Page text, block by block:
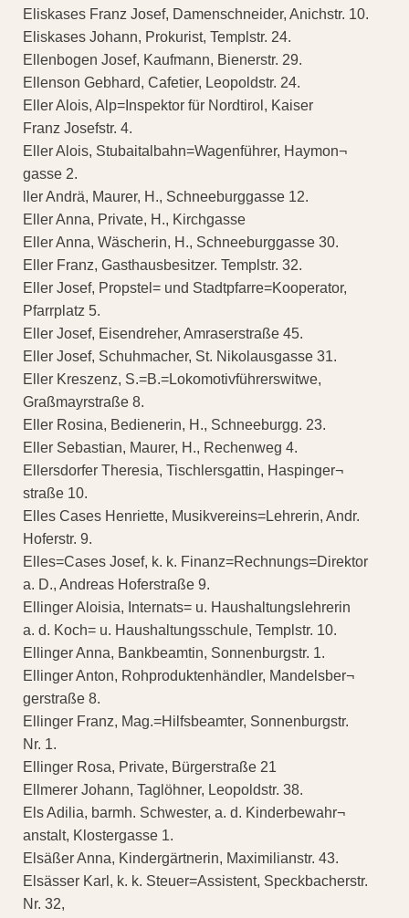
Eliskases Franz Josef, Damenschneider, Anichstr. 10.
Eliskases Johann, Prokurist, Templstr. 24.
Ellenbogen Josef, Kaufmann, Bienerstr. 29.
Ellenson Gebhard, Cafetier, Leopoldstr. 24.
Eller Alois, Alp=Inspektor für Nordtirol, Kaiser
Franz Josefstr. 4.
Eller Alois, Stubaitalbahn=Wagenführer, Haymon¬
gasse 2.
ller Andrä, Maurer, H., Schneeburggasse 12.
Eller Anna, Private, H., Kirchgasse
Eller Anna, Wäscherin, H., Schneeburggasse 30.
Eller Franz, Gasthausbesitzer. Templstr. 32.
Eller Josef, Propstel= und Stadtpfarre=Kooperator,
Pfarrplatz 5.
Eller Josef, Eisendreher, Amraserstraße 45.
Eller Josef, Schuhmacher, St. Nikolausgasse 31.
Eller Kreszenz, S.=B.=Lokomotivführerswitwe,
Graßmayrstraße 8.
Eller Rosina, Bedienerin, H., Schneeburgg. 23.
Eller Sebastian, Maurer, H., Rechenweg 4.
Ellersdorfer Theresia, Tischlersgattin, Haspinger¬
straße 10.
Elles Cases Henriette, Musikvereins=Lehrerin, Andr.
Hoferstr. 9.
Elles=Cases Josef, k. k. Finanz=Rechnungs=Direktor
a. D., Andreas Hoferstraße 9.
Ellinger Aloisia, Internats= u. Haushaltungslehrerin
a. d. Koch= u. Haushaltungsschule, Templstr. 10.
Ellinger Anna, Bankbeamtin, Sonnenburgstr. 1.
Ellinger Anton, Rohproduktenhändler, Mandelsber¬
gerstraße 8.
Ellinger Franz, Mag.=Hilfsbeamter, Sonnenburgstr.
Nr. 1.
Ellinger Rosa, Private, Bürgerstraße 21
Ellmerer Johann, Taglöhner, Leopoldstr. 38.
Els Adilia, barmh. Schwester, a. d. Kinderbewahr¬
anstalt, Klostergasse 1.
Elsäßer Anna, Kindergärtnerin, Maximilianstr. 43.
Elsässer Karl, k. k. Steuer=Assistent, Speckbacherstr.
Nr. 32,